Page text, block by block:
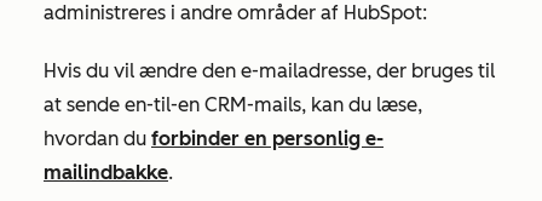
administreres i andre områder af HubSpot:
Hvis du vil ændre den e-mailadresse, der bruges til
at sende en-til-en CRM-mails, kan du læse,
hvordan du forbinder en personlig e-
mailindbakke.